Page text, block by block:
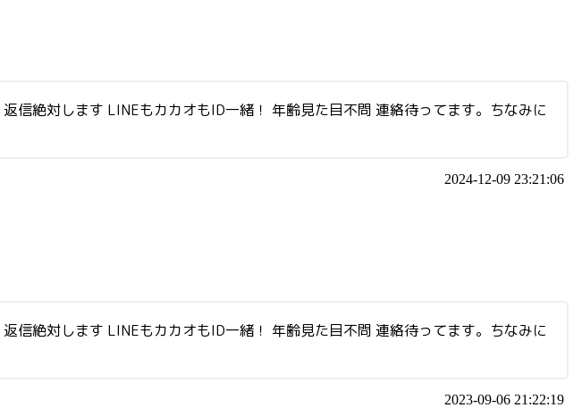
信絶対します LINEもカカオもID一緒！ 年齢見た目不問 連絡待ってます。ちなみに
2024-12-09 23:21:06
信絶対します LINEもカカオもID一緒！ 年齢見た目不問 連絡待ってます。ちなみに
2023-09-06 21:22:19